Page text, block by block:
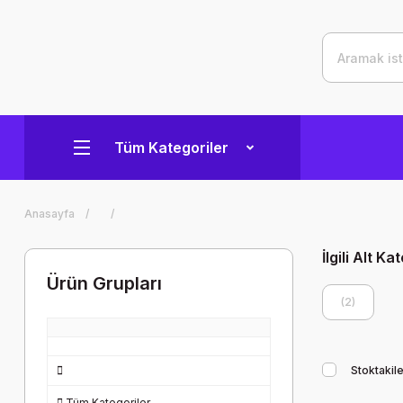
Tüm Kategoriler
Anasayfa
Ürün Grupları
İlgili Alt
(2)